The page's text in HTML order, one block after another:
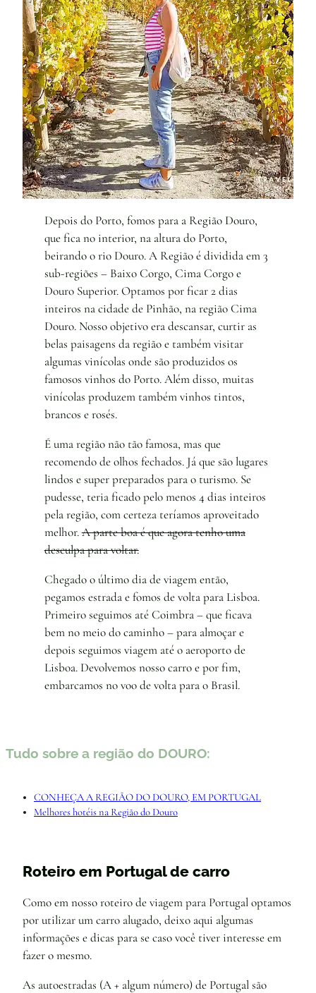
Depois do Porto, fomos para a Região Douro,
que fica no interior, na altura do Porto,
beirando o rio Douro. A Região é dividida em 3
sub-regiões – Baixo Corgo, Cima Corgo e
Douro Superior. Optamos por ficar 2 dias
inteiros na cidade de Pinhão, na região Cima
Douro. Nosso objetivo era descansar, curtir as
belas paisagens da região e também visitar
algumas vinícolas onde são produzidos os
famosos vinhos do Porto. Além disso, muitas
vinícolas produzem também vinhos tintos,
brancos e rosés.
É uma região não tão famosa, mas que
recomendo de olhos fechados. Já que são lugares
lindos e super preparados para o turismo. Se
pudesse, teria ficado pelo menos 4 dias inteiros
pela região, com certeza teríamos aproveitado
melhor.A parte boa é que agora tenho uma
desculpa para voltar.
Chegado o último dia de viagem então,
pegamos estrada e fomos de volta para Lisboa.
Primeiro seguimos até Coimbra – que ficava
bem no meio do caminho – para almoçar e
depois seguimos viagem até o aeroporto de
Lisboa. Devolvemos nosso carro e por fim,
embarcamos no voo de volta para o Brasil.
Tudo sobre a região do DOURO:
CONHEÇA A REGIÃO DO DOURO, EM PORTUGAL
Melhores hotéis na Região do Douro
Roteiro em Portugal de carro
Como em nosso roteiro de viagem para Portugal optamos
por utilizar um carro alugado, deixo aqui algumas
informações e dicas para se caso você tiver interesse em
fazer o mesmo.
As autoestradas (A + algum número) de Portugal são